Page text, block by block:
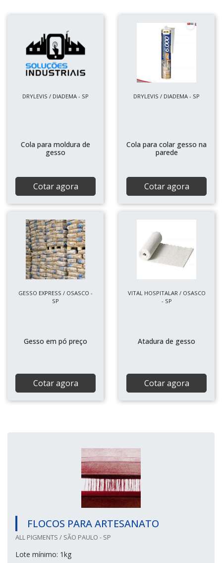
DRYLEVIS / DIADEMA - SP
Cola para moldura de
gesso
Cotar agora
DRYLEVIS / DIADEMA - SP
Cola para colar gesso na
parede
Cotar agora
GESSO EXPRESS / OSASCO -
SP
Gesso em pó preço
Cotar agora
VITAL HOSPITALAR / OSASCO
- SP
Atadura de gesso
Cotar agora
FLOCOS PARA ARTESANATO
ALL PIGMENTS / SÃO PAULO - SP
Lote mínimo: 1kg